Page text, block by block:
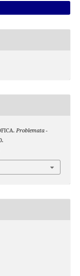
Problemata -